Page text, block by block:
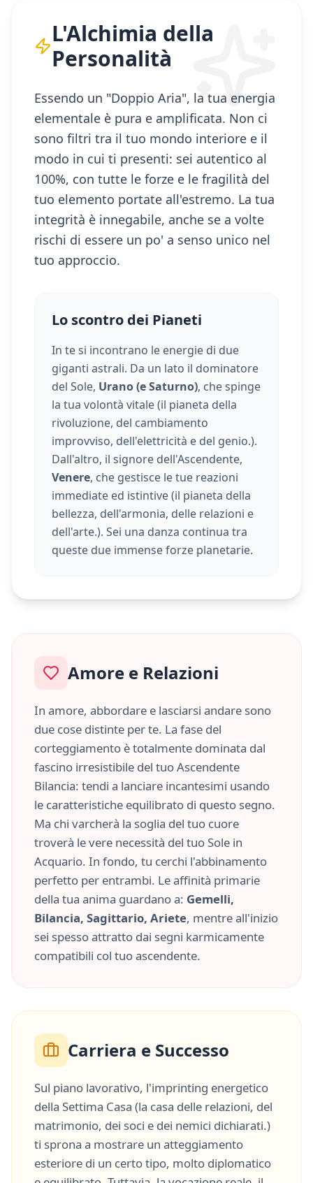
L'Alchimia della
Personalità
Essendo un "Doppio Aria", la tua energia
elementale è pura e amplificata. Non ci
sono filtri tra il tuo mondo interiore e il
modo in cui ti presenti: sei autentico al
100%, con tutte le forze e le fragilità del
tuo elemento portate all'estremo. La tua
integrità è innegabile, anche se a volte
rischi di essere un po' a senso unico nel
tuo approccio.
Lo scontro dei Pianeti
In te si incontrano le energie di due
giganti astrali. Da un lato il dominatore
del Sole, Urano (e Saturno), che spinge
la tua volontà vitale (il pianeta della
rivoluzione, del cambiamento
improvviso, dell'elettricità e del genio.).
Dall'altro, il signore dell'Ascendente,
Venere, che gestisce le tue reazioni
immediate ed istintive (il pianeta della
bellezza, dell'armonia, delle relazioni e
dell'arte.). Sei una danza continua tra
queste due immense forze planetarie.
Amore e Relazioni
In amore, abbordare e lasciarsi andare sono
due cose distinte per te. La fase del
corteggiamento è totalmente dominata dal
fascino irresistibile del tuo Ascendente
Bilancia: tendi a lanciare incantesimi usando
le caratteristiche equilibrato di questo segno.
Ma chi varcherà la soglia del tuo cuore
troverà le vere necessità del tuo Sole in
Acquario. In fondo, tu cerchi l'abbinamento
perfetto per entrambi. Le affinità primarie
della tua anima guardano a: Gemelli,
Bilancia, Sagittario, Ariete, mentre all'inizio
sei spesso attratto dai segni karmicamente
compatibili col tuo ascendente.
Carriera e Successo
Sul piano lavorativo, l'imprinting energetico
della Settima Casa (la casa delle relazioni, del
matrimonio, dei soci e dei nemici dichiarati.)
ti sprona a mostrare un atteggiamento
esteriore di un certo tipo, molto diplomatico